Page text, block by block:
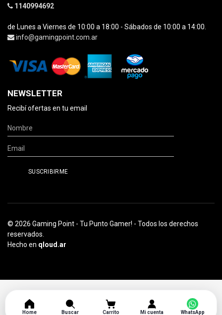
1140994692
de Lunes a Viernes de 10:00 a 18:00 - Sábados de 10:00 a 14:00.
info@gamingpoint.com.ar
NEWSLETTER
Recibí ofertas en tu email
© 2026 Gaming Point - Tu Punto Gamer! - Todos los derechos
reservados.
Hecho en qloud.ar
Home Buscar Carrito Mi cuenta